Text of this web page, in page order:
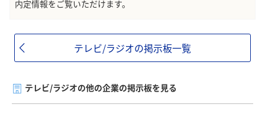
内定情報をご覧いただけます。
テレビ/ラジオの掲示板一覧
テレビ/ラジオの他の企業の掲示板を見る